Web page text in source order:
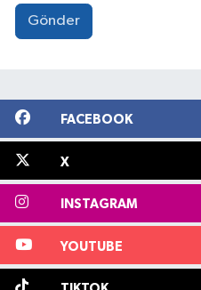
Gönder
FACEBOOK
X
INSTAGRAM
YOUTUBE